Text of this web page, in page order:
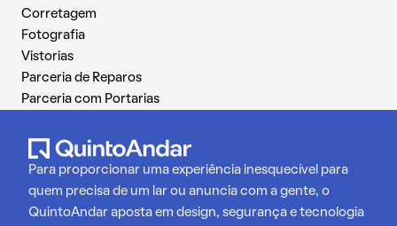
Corretagem
Fotografia
Vistorias
Parceria de Reparos
Parceria com Portarias
Para proporcionar uma experiência inesquecível para
quem precisa de um lar ou anuncia com a gente, o
QuintoAndar aposta em design, segurança e tecnologia